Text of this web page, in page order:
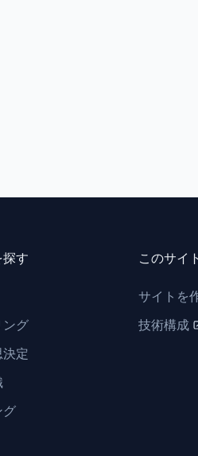
す
グ
定
グ
このサイ
サイトを
技術構成